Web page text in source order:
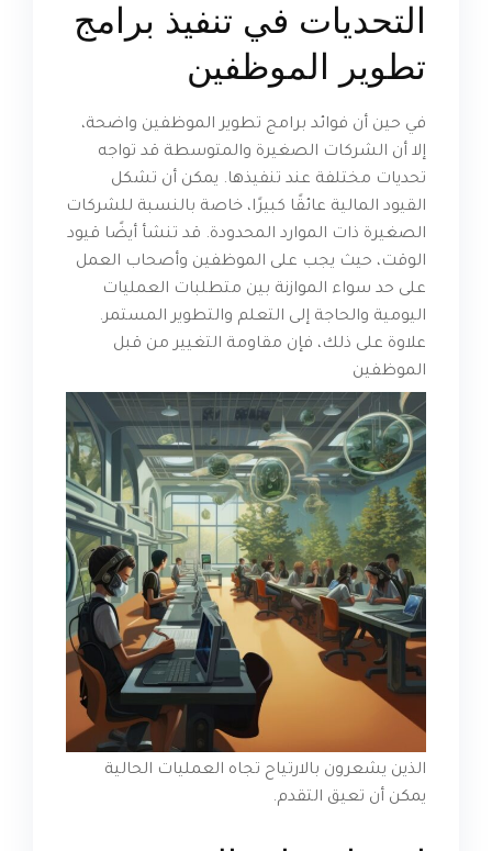
التحديات في تنفيذ برامج
تطوير الموظفين
في حين أن فوائد برامج تطوير الموظفين واضحة،
إلا أن الشركات الصغيرة والمتوسطة قد تواجه
تحديات مختلفة عند تنفيذها. يمكن أن تشكل
القيود المالية عائقًا كبيرًا، خاصة بالنسبة للشركات
الصغيرة ذات الموارد المحدودة. قد تنشأ أيضًا قيود
الوقت، حيث يجب على الموظفين وأصحاب العمل
على حد سواء الموازنة بين متطلبات العمليات
اليومية والحاجة إلى التعلم والتطوير المستمر.
علاوة على ذلك، فإن مقاومة التغيير من قبل
الموظفين
الذين يشعرون بالارتياح تجاه العمليات الحالية
يمكن أن تعيق التقدم.